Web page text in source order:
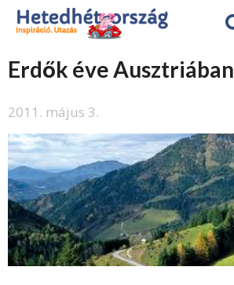
Erdők éve Ausztriában
2011. május 3.